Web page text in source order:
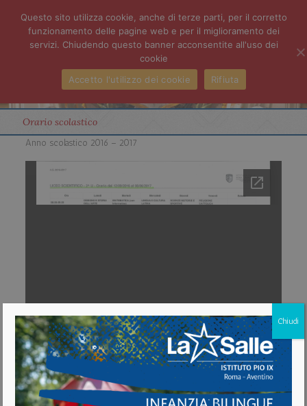
Orario scolastico
Anno scolastico 2016 – 2017
Download [936.96 KB]
Chiudi
Questo sito utilizza cookie, anche di terze parti, per il corretto
funzionamento delle pagine web e per il miglioramento dei
servizi. Chiudendo questo banner acconsentite all'uso dei
cookie
Accetto l'utilizzo dei cookie
Rifiuta